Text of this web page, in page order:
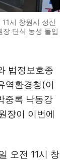
시 창원시 성산
장 단식 농성 돌입
법정보호종
역환경청(이
중록 낙동강
장이 이번에
오전 11시 창